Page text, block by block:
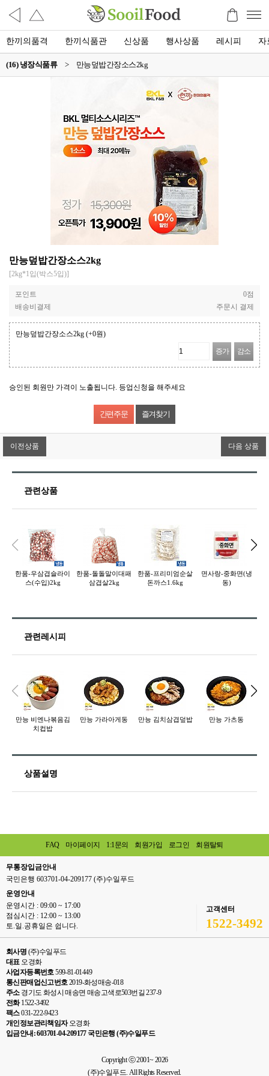
한끼의품격 한끼식품관 신상품 행사상품 레시피 자
(16) 냉장식품류 > 만능덮밥간장소스2kg
만능덮밥간장소스2kg
[2kg*1입(박스5입)]
포인트
0점
배송비결제
주문시 결제
만능덮밥간장소스2kg (+0원)
증가 감소
승인된 회원만 가격이 노출됩니다. 등업신청을 해주세요
즐겨찾기
이전상품 다음 상품
관련상품
한품-우삼겹슬라이
스(수입)2kg
한품-돌돌말이대패
삼겹살2kg
한품-프리미엄순살
돈까스1.6kg
면사랑-중화면(냉
동)
관련레시피
만능 비엔나볶음김
치컵밥
만능 가라아게동 만능 김치삼겹덮밥 만능 가츠동
상품설명
FAQ 마이페이지 1:1문의 회원가입 로그인 회원탈퇴
무통장입금안내
국민은행 603701-04-209177 (주)수일푸드
운영안내
운영시간 : 09:00 ~ 17:00
점심시간 : 12:00 ~ 13:00
토.일.공휴일은 쉽니다.
고객센터
1522-3492
회사명 (주)수일푸드
대표오경화
사업자등록번호599-81-01449
통신판매업신고번호2019-화성매송-018
주소경기도 화성시 매송면 매송고색로503번길 237-9
전화1522-3492
팩스031-222-9423
개인정보관리책임자오경화
입금안내: 603701-04-209177 국민은행 (주)수일푸드
Copyright ⓒ 2001~ 2026
(주)수일푸드. All Rights Reserved.